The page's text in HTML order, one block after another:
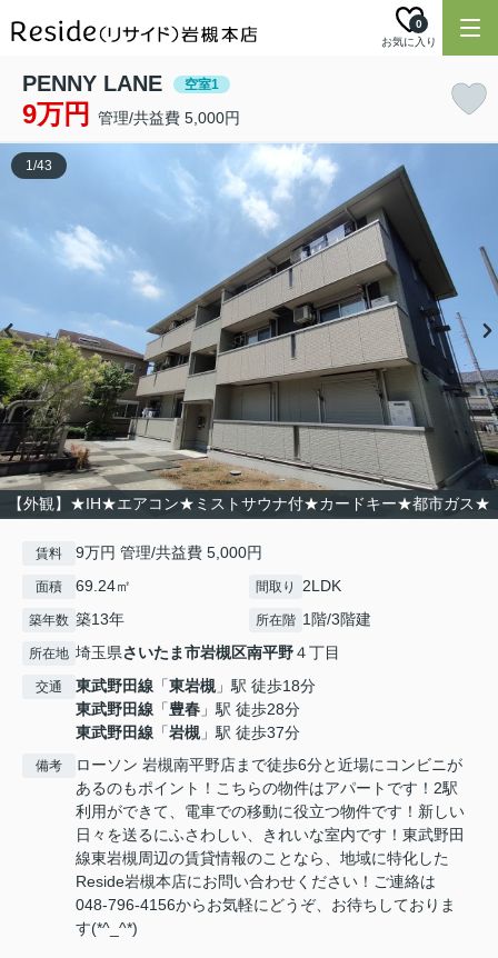
お気に入り
0
PENNY LANE 空室1
9万円 管理/共益費 5,000円
【外観】★IH★エアコン★ミストサウナ付★カードキー★都市ガス★
1/43
賃料 9万円 管理/共益費 5,000円
面積 69.24㎡ 間取り 2LDK
築年数 築13年 所在階 1階/3階建
所在地 埼玉県さいたま市岩槻区南平野４丁目
交通 東武野田線 「東岩槻 」駅 徒歩18分
東武野田線 「豊春 」駅 徒歩28分
東武野田線 「岩槻 」駅 徒歩37分
備考
ローソン 岩槻南平野店まで徒歩6分と近場にコンビニが
あるのもポイント！こちらの物件はアパートです！2駅
利用ができて、電車での移動に役立つ物件です！新しい
日々を送るにふさわしい、きれいな室内です！東武野田
線東岩槻周辺の賃貸情報のことなら、地域に特化した
Reside岩槻本店にお問い合わせください！ご連絡は
048-796-4156からお気軽にどうぞ、お待ちしておりま
す(*^_^*)